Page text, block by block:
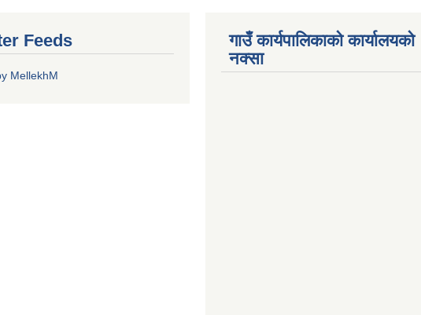
Feeds
MellekhM
गाउँ कार्यपालिकाको कार्यालयको
नक्सा